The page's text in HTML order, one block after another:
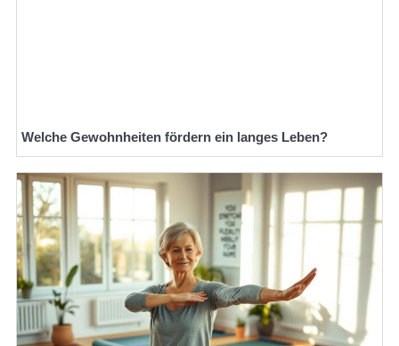
Welche Gewohnheiten fördern ein langes Leben?